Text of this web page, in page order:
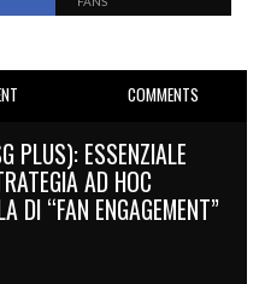
COMMENTS
PLUS): ESSENZIALE
AD HOC
DI “FAN ENGAGEMENT”